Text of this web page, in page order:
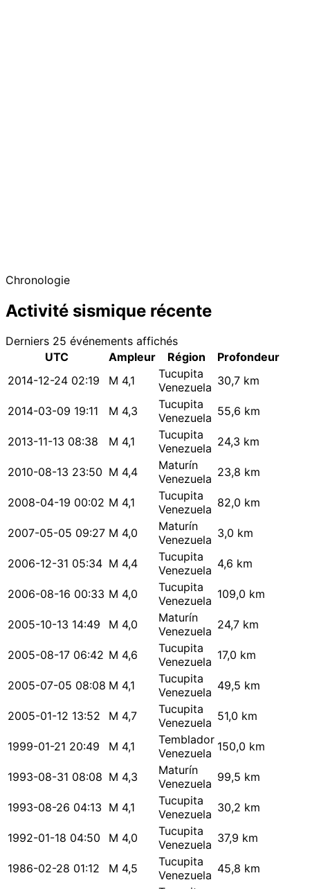
Chronologie
Activité sismique récente
Derniers 25 événements affichés
UTC
Ampleur Région
Profondeur
2014-12-24 02:19
M 4,1
Tucupita
Venezuela 30,7 km
2014-03-09 19:11 M 4,3
Tucupita
Venezuela 55,6 km
2013-11-13 08:38 M 4,1
Tucupita
Venezuela 24,3 km
2010-08-13 23:50 M 4,4
Maturín
Venezuela 23,8 km
2008-04-19 00:02 M 4,1
Tucupita
Venezuela 82,0 km
2007-05-05 09:27 M 4,0
Maturín
Venezuela 3,0 km
2006-12-31 05:34 M 4,4
Tucupita
Venezuela 4,6 km
2006-08-16 00:33 M 4,0
Tucupita
Venezuela 109,0 km
2005-10-13 14:49 M 4,0
Maturín
Venezuela 24,7 km
2005-08-17 06:42 M 4,6
Tucupita
Venezuela 17,0 km
2005-07-05 08:08 M 4,1
Tucupita
Venezuela 49,5 km
2005-01-12 13:52 M 4,7
Tucupita
Venezuela 51,0 km
1999-01-21 20:49 M 4,1
Temblador
Venezuela 150,0 km
1993-08-31 08:08 M 4,3
Maturín
Venezuela 99,5 km
1993-08-26 04:13 M 4,1
Tucupita
Venezuela 30,2 km
1992-01-18 04:50 M 4,0
Tucupita
Venezuela 37,9 km
1986-02-28 01:12 M 4,5
Tucupita
Venezuela 45,8 km